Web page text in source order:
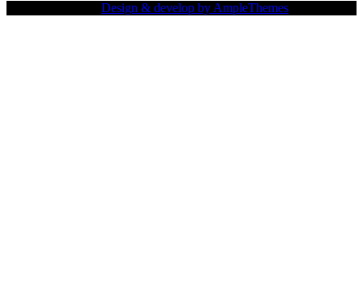
Design & develop by AmpleThemes